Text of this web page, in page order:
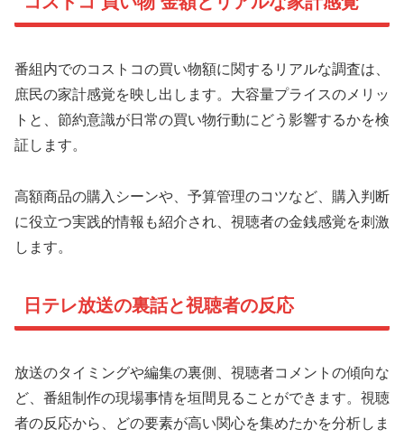
番組内でのコストコの買い物額に関するリアルな調査は、
庶民の家計感覚を映し出します。大容量プライスのメリッ
トと、節約意識が日常の買い物行動にどう影響するかを検
証します。
高額商品の購入シーンや、予算管理のコツなど、購入判断
に役立つ実践的情報も紹介され、視聴者の金銭感覚を刺激
します。
日テレ放送の裏話と視聴者の反応
放送のタイミングや編集の裏側、視聴者コメントの傾向な
ど、番組制作の現場事情を垣間見ることができます。視聴
者の反応から、どの要素が高い関心を集めたかを分析しま